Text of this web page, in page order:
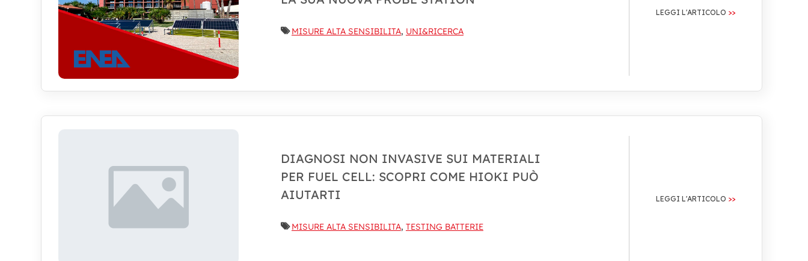
MISURE ALTA SENSIBILITA, UNI&RICERCA
LEGGI L'ARTICOLO
DIAGNOSI NON INVASIVE SUI MATERIALI
PER FUEL CELL: SCOPRI COME HIOKI PUÒ
AIUTARTI
MISURE ALTA SENSIBILITA, TESTING BATTERIE
LEGGI L'ARTICOLO